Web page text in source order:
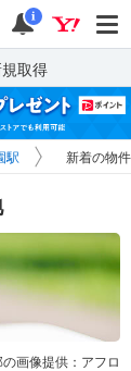
検索 通知
i
取得
駅 新着の物
画像提供：アフロ